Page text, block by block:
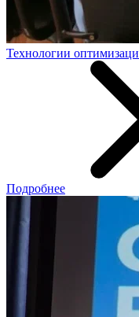
Технологии
Подробнее